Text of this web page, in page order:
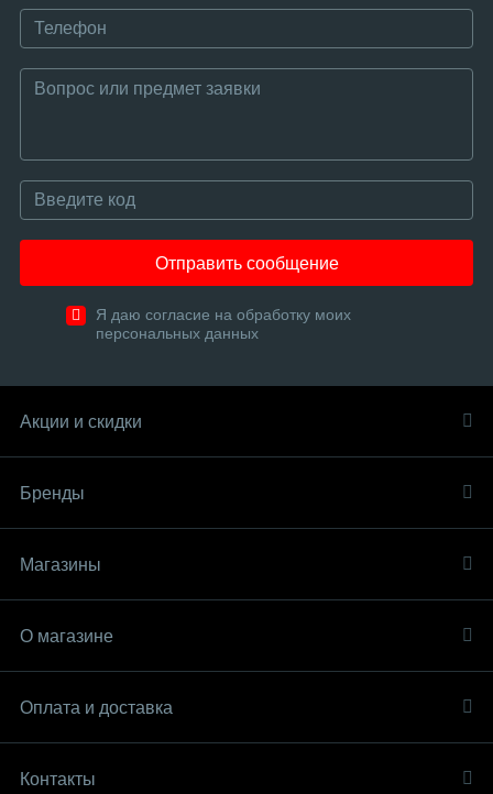
Отправить сообщение
Я даю согласие на обработку моих
персональных данных
Акции и скидки
Бренды
Магазины
О магазине
Оплата и доставка
Контакты